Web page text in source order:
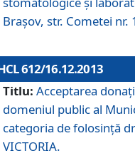
Braşov, str. Cometei nr.
612/16.12.2013
Titlu: Acceptarea
domeniul public al
categoria de folosinţă
VICTORIA.